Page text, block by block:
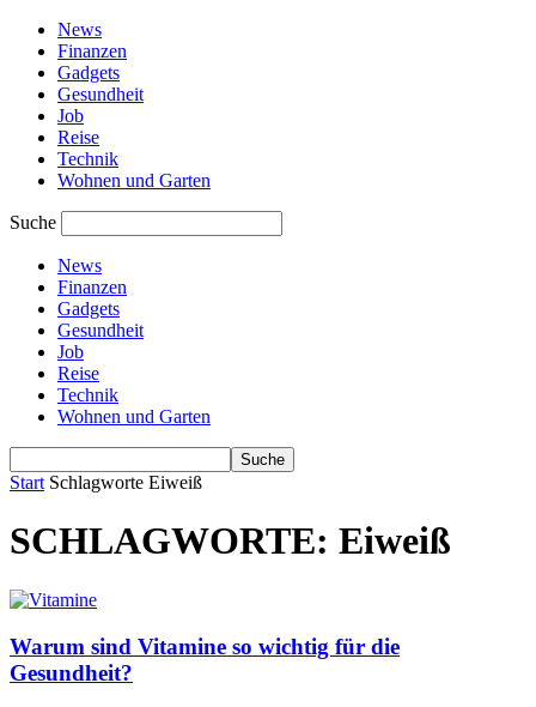
News
Finanzen
Gadgets
Gesundheit
Job
Reise
Technik
Wohnen und Garten
Suche
News
Finanzen
Gadgets
Gesundheit
Job
Reise
Technik
Wohnen und Garten
Start Schlagworte Eiweiß
SCHLAGWORTE: Eiweiß
Warum sind Vitamine so wichtig für die
Gesundheit?